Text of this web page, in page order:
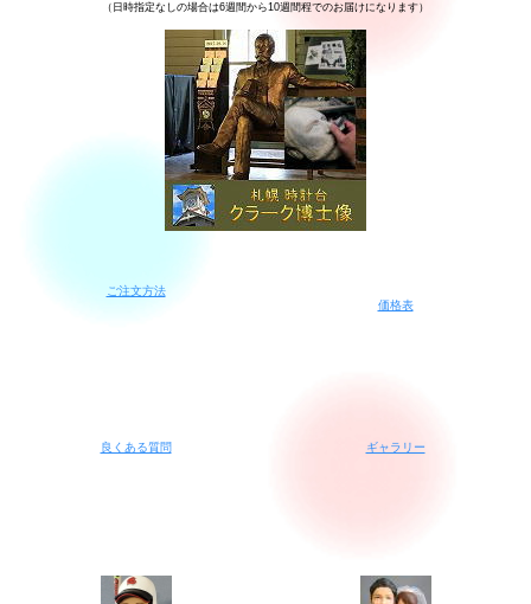
（日時指定なしの場合は6週間から10週間程でのお届けになります）
ご注文方法
価格表
良くある質問 ギャラリー